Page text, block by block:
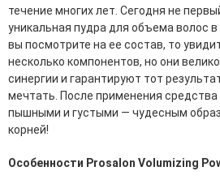
Защита от солнца для лица
Карбокситерапия
Кремы для лица
Лосьоны, тоники и мисты для
Маски для лица
Масла для лица
Мицеллярная вода
Молочко и сливки для лица
Пенки и муссы для лица
течение многих лет. Сегодня не
уникальная пудра для объема волос в
вы посмотрите на ее состав, то
несколько компонентов, но они
синергии и гарантируют тот
мечтать. После применения
пышными и густыми — чудесным
корней!
Особенности Prosalon Volumizing